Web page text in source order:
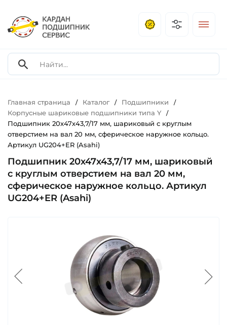
Главная страница / Каталог / Подшипники /
Корпусные шариковые подшипники типа Y /
Подшипник 20х47х43,7/17 мм, шариковый с круглым
отверстием на вал 20 мм, сферическое наружное кольцо.
Артикул UG204+ER (Asahi)
Подшипник 20х47х43,7/17 мм, шариковый
с круглым отверстием на вал 20 мм,
сферическое наружное кольцо. Артикул
UG204+ER (Asahi)